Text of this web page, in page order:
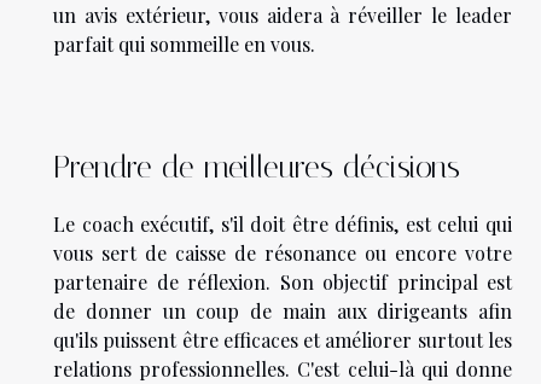
un avis extérieur, vous aidera à réveiller le leader
parfait qui sommeille en vous.
Prendre de meilleures décisions
Le coach exécutif, s'il doit être définis, est celui qui
vous sert de caisse de résonance ou encore votre
partenaire de réflexion. Son objectif principal est
de donner un coup de main aux dirigeants afin
qu'ils puissent être efficaces et améliorer surtout les
relations professionnelles. C'est celui-là qui donne